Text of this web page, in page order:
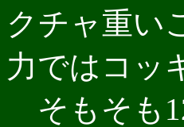
クチャ重い
力ではコッ
そもそも